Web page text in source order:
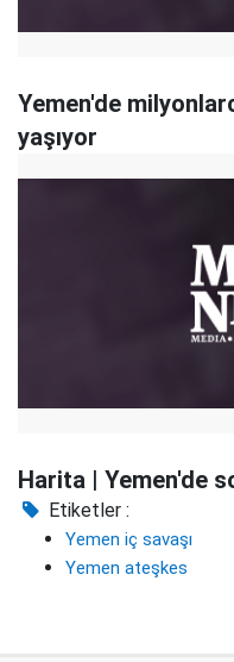
Yemen'de
yaşıyor
Harita | Yemen'de
Etiketler :
Yemen iç savaşı
Yemen ateşkes